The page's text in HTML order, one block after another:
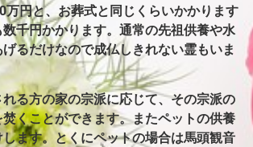
万円と、お葬式と同じくらいかかります
数千円かかります。通常の先祖供養や水
るだけなので成仏しきれない霊もいま
る方の家の宗派に応じて、その宗派の
くことができます。またペットの供養
ます。とくにペットの場合は馬頭観音